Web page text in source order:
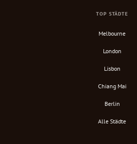
TOP STÄDTE
Melbourne
London
Lisbon
Chiang Mai
Berlin
Alle Städte